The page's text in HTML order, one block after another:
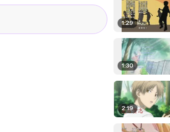
1:29
1:30
2:19